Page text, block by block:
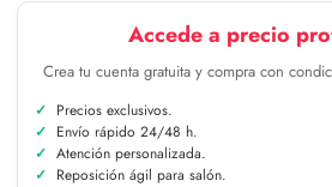
Accede a precio
Crea tu cuenta gratuita y compra con
Precios exclusivos.
Envío rápido 24/48 h.
Atención personalizada.
Reposición ágil para salón.